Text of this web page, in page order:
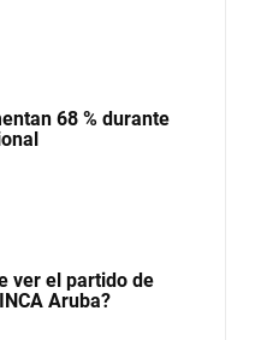
68 % durante
ver el partido de
Aruba?